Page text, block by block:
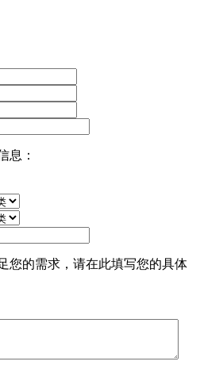
息：
您的需求，请在此填写您的具体